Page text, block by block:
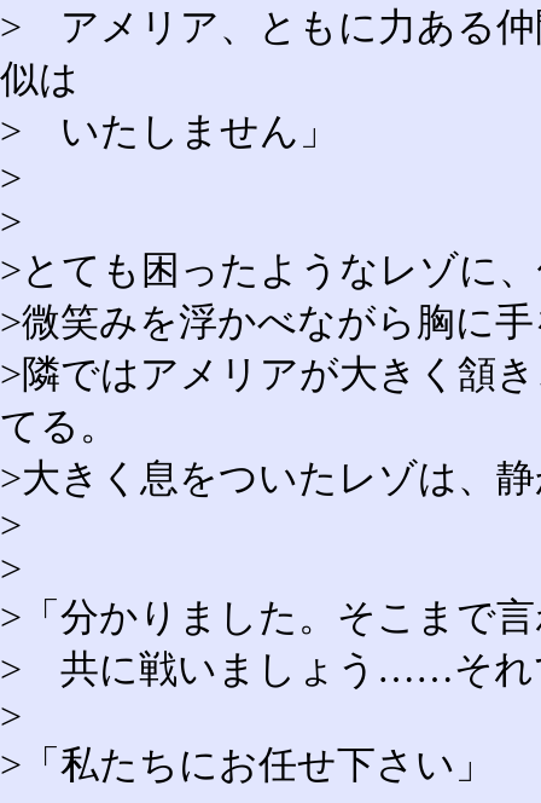
> アメリア、ともに力ある仲
似は
> いたしません」
>
>
>とても困ったようなレゾに
>微笑みを浮かべながら胸に
>隣ではアメリアが大きく頷
てる。
>大きく息をついたレゾは、
>
>
>「分かりました。そこまで
> 共に戦いましょう……それ
>
>「私たちにお任せ下さい」